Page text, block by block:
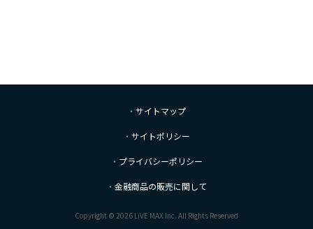
サイトマップ
サイトポリシー
プライバシーポリシー
金融商品の販売に関して
Copyright © 2026 LiVE MAX Inc. All Rights Reserved